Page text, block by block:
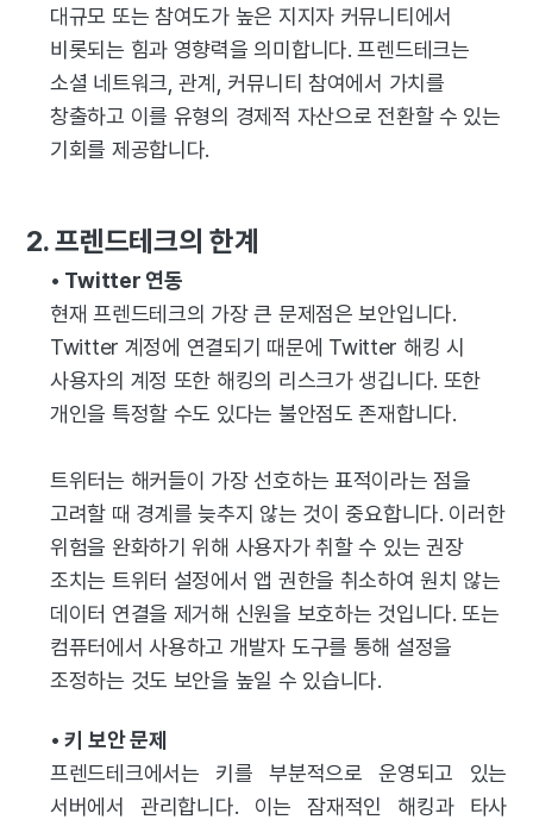
대규모 또는 참여도가 높은 지지자 커뮤니티에서
비롯되는 힘과 영향력을 의미합니다. 프렌드테크는
소셜 네트워크, 관계, 커뮤니티 참여에서 가치를
창출하고 이를 유형의 경제적 자산으로 전환할 수 있는
기회를 제공합니다.
2. 프렌드테크의 한계
• Twitter 연동
현재 프렌드테크의 가장 큰 문제점은 보안입니다.
Twitter 계정에 연결되기 때문에 Twitter 해킹 시
사용자의 계정 또한 해킹의 리스크가 생깁니다. 또한
개인을 특정할 수도 있다는 불안점도 존재합니다.
트위터는 해커들이 가장 선호하는 표적이라는 점을
고려할 때 경계를 늦추지 않는 것이 중요합니다. 이러한
위험을 완화하기 위해 사용자가 취할 수 있는 권장
조치는 트위터 설정에서 앱 권한을 취소하여 원치 않는
데이터 연결을 제거해 신원을 보호하는 것입니다. 또는
컴퓨터에서 사용하고 개발자 도구를 통해 설정을
조정하는 것도 보안을 높일 수 있습니다.
•키 보안 문제
프렌드테크에서는 키를 부분적으로 운영되고 있는
서버에서 관리합니다. 이는 잠재적인 해킹과 타사